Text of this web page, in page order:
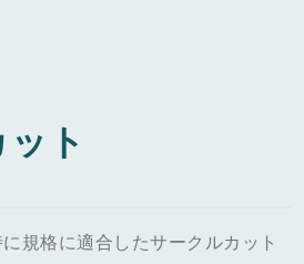
ト
規格に適合したサークルカット